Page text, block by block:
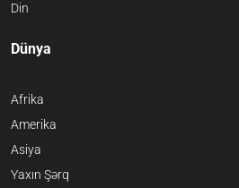
Din
Dünya
Afrika
Amerika
Asiya
Yaxın Şərq